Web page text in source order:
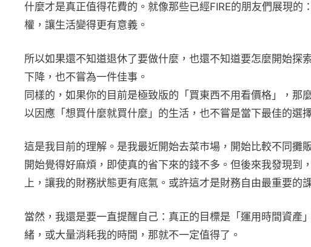
什麼才是真正值得花費的。就像那些已經FIRE的朋友們展現
權，讓生活變得更有意義。
所以如果還不知道退休了要做什麼，也還不知道要怎麼開始探
下降，也不嘗為一件佳事。
同樣的，如果你的目前是極致版的「買東西不用看價格」，那
以因應「想買什麼就買什麼」的生活，也不嘗是當下最佳的選
這是我目前的理解。是我最近開始去菜市場，開始比較不同
開始覺得好麻煩，即使真的省下來的錢不多。但後來我發現到
上，讓我的財務狀態更有底氣。或許這才是財務自由最重要的
當然，我還是要一直提醒自己：真正的目標是「運用時間資
緒，或大量消耗我的時間，那就不一定值得了。